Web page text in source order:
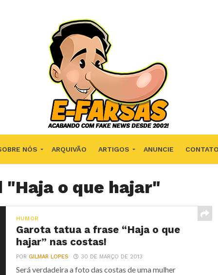
NÓS ARQUIVÃO ARTIGOS ANUNCIE
o que hajar"
HUMOR
Garota tatua a frase “Haja o que
hajar” nas costas!
PORGILMAR LOPES 30 DE MARÇO DE 2013
Será verdadeira a foto das costas de uma mulher